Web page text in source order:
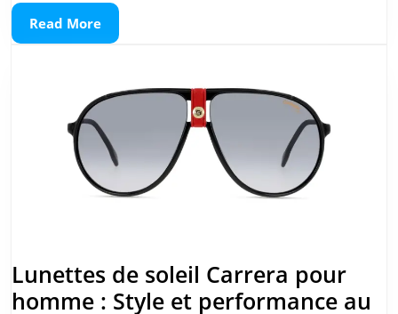
Read MoreRead
More
Lunettes de soleil Carrera pour
homme : Style et performance au